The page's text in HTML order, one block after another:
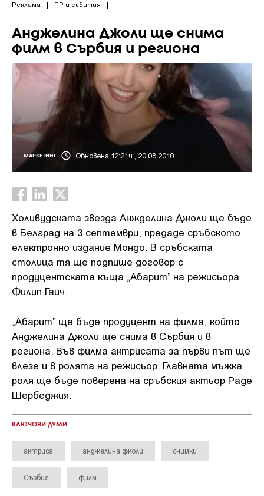
Реклама | ПР и събития |
Анджелина Джоли ще снима
филм в Сърбия и региона
МАРКЕТИНГ Обновена 12:21ч., 20.08.2010
Холивудската звезда Анжделина Джоли ще бъде
в Белград на 3 септември, предаде сръбското
електронно издание Мондо. В сръбската
столица тя ще подпише договор с
продуцентската къща „Абарит” на режисьора
Филип Гаич.
„Абарит” ще бъде продуцент на филма, който
Анджелина Джоли ще снима в Сърбия и в
региона. Във филма актрисата за първи път ще
влезе и в ролята на режисьор. Главната мъжка
роля ще бъде поверена на сръбския актьор Раде
Шербеджия.
КЛЮЧОВИ ДУМИ
актриса анджелина джоли снимки
Сърбия филм